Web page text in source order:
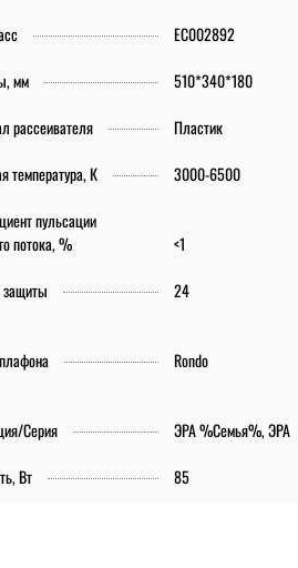
EC002892
мм
510*340*180
рассеивателя
Пластик
температура, К 3000-6500
пульсации
потока, %
<1
защиты 24
Rondo
Серия
ЭРА %Семья%, ЭРА
Вт 85